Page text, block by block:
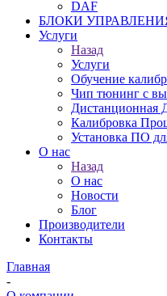
DAF
БЛОКИ
Услуги
Назад
Услуги
Обучение
Чип тюнинг с
Дистанционная
Калибровка
Установка ПО
О нас
Назад
О нас
Новости
Блог
Производители
Контакты
Главная
-